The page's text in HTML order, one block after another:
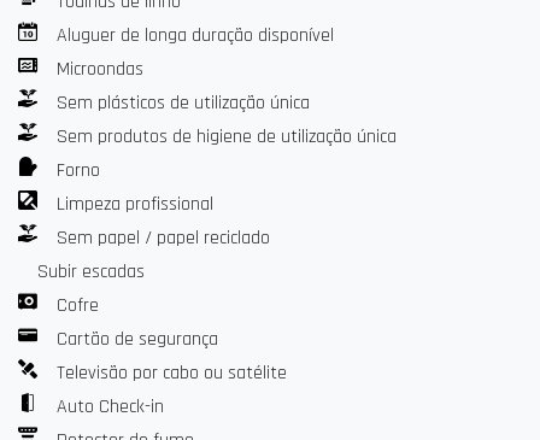
• Cofre
• Kit de engomadoria
• Secador de cabelo
• Acesso autónomo e seguro através de fechadura inteligente
Aluguer de longa duração disponível
Microondas
Sem plásticos de utilização única
Sem produtos de higiene de utilização única
Forno
Limpeza profissional
Sem papel / papel reciclado
Subir escadas
Cofre
Cartão de segurança
Televisão por cabo ou satélite
Auto Check-in